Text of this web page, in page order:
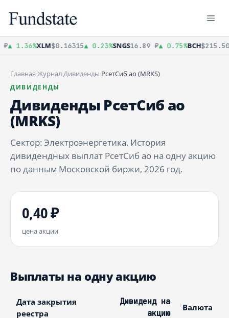
▲ 1.36%XLM$0.16315▲ 0.23%SNGS16.89 ₽▲ 0.75%BCH$215.50
Главная·Журнал·Дивиденды·РсетСиб ао (MRKS)
ДИВИДЕНДЫ
Дивиденды РсетСиб ао
(MRKS)
Сектор: Электроэнергетика. История
дивидендных выплат РсетСиб ао на одну акцию
по данным Московской биржи, 2026 год.
0,40 ₽
цена акции
Выплаты на одну акцию
Дата закрытия
реестра
Дивиденд на
акцию
Валюта